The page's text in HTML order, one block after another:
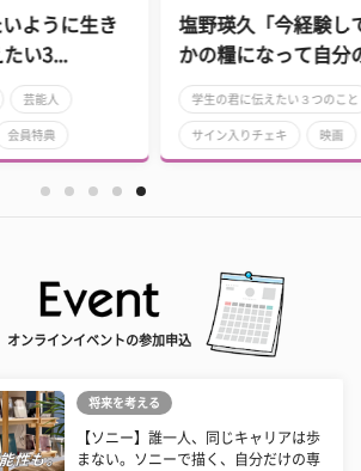
験していることは確実に将来、何
自分の道を作り出してくれる...
つのこと 芸能人
映画 会員特典
オンラインイベントの参加申込
将来を考える
【ソニー】誰一人、同じキャリアは歩
まない。ソニーで描く、自分だけの専